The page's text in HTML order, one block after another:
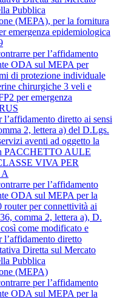
Pubblica
(MEPA), per la fornitura
emergenza epidemiologica
per l’affidamento
ODA sul MEPA per
di protezione individuale
chirurgiche 3 veli e
per emergenza
l’affidamento diretto ai sensi
2, lettera a) del D.Lgs.
aventi ad oggetto la
PACCHETTO AULE
VIVA PER
per l’affidamento
ODA sul MEPA per la
router per connettività ai
comma 2, lettera a), D.
come modificato e
l’affidamento diretto
Diretta sul Mercato
Pubblica
(MEPA)
per l’affidamento
ODA sul MEPA per la